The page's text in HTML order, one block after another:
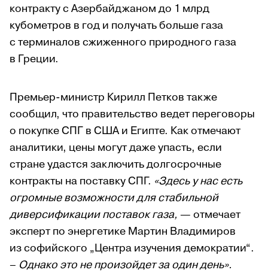
контракту с Азербайджаном до 1 млрд
кубометров в год и получать больше газа
с терминалов сжиженного природного газа
в Греции.
Премьер-министр Кирилл Петков также
сообщил, что правительство ведет переговоры
о покупке СПГ в США и Египте. Как отмечают
аналитики, цены могут даже упасть, если
стране удастся заключить долгосрочные
контракты на поставку СПГ. «Здесь у нас есть
огромные возможности для стабильной
диверсификации поставок газа, — отмечает
эксперт по энергетике Мартин Владимиров
из софийского „Центра изучения демократии“.
– Однако это не произойдет за один день».